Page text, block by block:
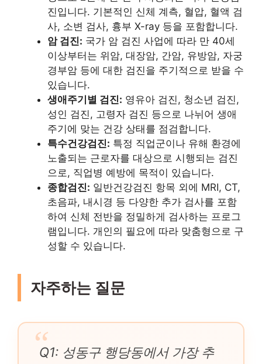
진입니다. 기본적인 신체 계측, 혈압, 혈액 검
사, 소변 검사, 흉부 X-ray 등을 포함합니다.
암 검진: 국가 암 검진 사업에 따라 만 40세
이상부터는 위암, 대장암, 간암, 유방암, 자궁
경부암 등에 대한 검진을 주기적으로 받을 수
있습니다.
생애주기별 검진: 영유아 검진, 청소년 검진,
성인 검진, 고령자 검진 등으로 나뉘어 생애
주기에 맞는 건강 상태를 점검합니다.
특수건강검진: 특정 직업군이나 유해 환경에
노출되는 근로자를 대상으로 시행되는 검진
으로, 직업병 예방에 목적이 있습니다.
종합검진: 일반건강검진 항목 외에 MRI, CT,
초음파, 내시경 등 다양한 추가 검사를 포함
하여 신체 전반을 정밀하게 검사하는 프로그
램입니다. 개인의 필요에 따라 맞춤형으로 구
성할 수 있습니다.
자주하는 질문
Q1: 성동구 행당동에서 가장 추